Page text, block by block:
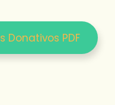
Donativos PDF